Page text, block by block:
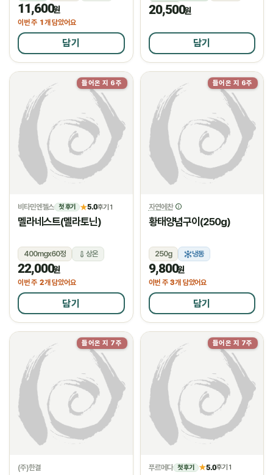
11,600원
이번 주 1개 담았어요
담기
상온
20,500원
담기
들어온 지 6주
비타민엔젤스 첫 후기 ★5.0후기 1
멜라네스트(멜라토닌)
400mgx60정 상온
22,000원
이번 주 2개 담았어요
담기
들어온 지 6주
자연에찬
황태양념구이(250g)
250g 냉동
9,800원
이번 주 3개 담았어요
담기
들어온 지 7주
(주)한결
들어온 지 7주
푸르메다 첫 후기 ★5.0후기 1